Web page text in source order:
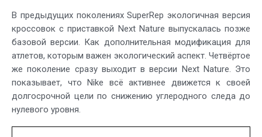
В предыдущих поколениях SuperRep экологичная версия
кроссовок с приставкой Next Nature выпускалась позже
базовой версии. Как дополнительная модификация для
атлетов, которым важен экологический аспект. Четвёртое
же поколение сразу выходит в версии Next Nature. Это
показывает, что Nike всё активнее движется к своей
долгосрочной цели по снижению углеродного следа до
нулевого уровня.